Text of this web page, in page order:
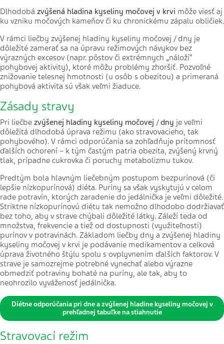
Dlhodobá zvýšená hladina kyseliny močovej v krvi môže viesť aj
ku vzniku močových kameňov či ku chronickému zápalu obličiek.
V rámci liečby zvýšenej hladiny kyseliny močovej / dny je
dôležité zamerať sa na úpravu režimových návykov bez
výrazných excesov (napr. pôstov či extrémnych „náloží“
pohybovej aktivity), ktoré môžu problémy zhoršiť. Pozvoľné
znižovanie telesnej hmotnosti (u osôb s obezitou) a primeraná
pohybová aktivita sú však veľmi žiaduce.
Zásady stravy
Pri liečbe zvýšenej hladiny kyseliny močovej /dny je veľmi
dôležitá dlhodobá úprava režimu (ako stravovacieho, tak
pohybového). V rámci odporúčania sa zohľadňuje prítomnosť
ďalších ochorení – k tým častým patria obezita, zvýšený krvný
tlak, prípadne cukrovka či poruchy metabolizmu tukov.
Predtým bola hlavným liečebným postupom bezpurínová (či
lepšie nízkopurínová) diéta. Puríny sa však vyskytujú v celom
rade potravín, ktorých zaradenie do jedálnička je veľmi dôležité.
Striktne nízkopurínovú diétu tak nemožno dlhodobo dodržiavať
bez toho, aby v strave chýbali dôležité látky. Záleží teda od
množstva, frekvencie a tiež od dostupnosti (využiteľnosti)
purínov v potravinách. Základom liečby dny a zvýšenej hladiny
kyseliny močovej v krvi je podávanie medikamentov a celková
úprava životného štýlu spolu s ovplyvnením ďalších faktorov. V
strave je samozrejme potrebné vynechať alebo výrazne
obmedziť potraviny bohaté na puríny, ale tak, aby to
neohrozilo vyváženosť jedálnička.
Diétne odporúčania pri dne a zvýšenej hladine kyseliny močovej v
prehľadnej tabuľke na stiahnutie
Stravovací režim